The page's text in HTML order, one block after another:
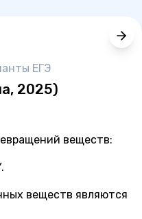
ЕГЭ
2025)
веществ:
веществ являются